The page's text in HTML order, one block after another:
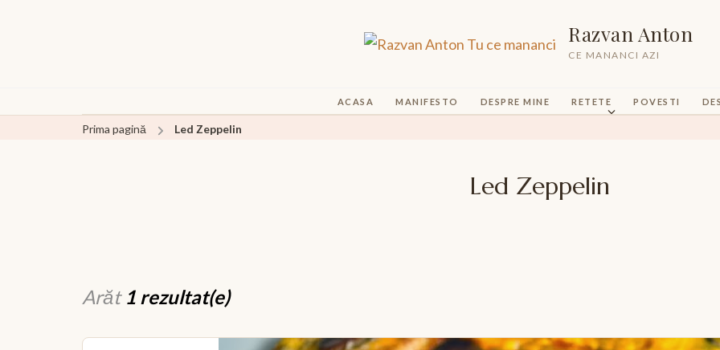
Razvan Anton
CE MANANCI AZI
ACASA MANIFESTO DESPRE MINE RETETE POVESTI
Prima pagină Led Zeppelin
Led Zeppelin
Arăt 1 rezultat(e)